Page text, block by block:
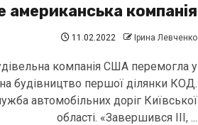
американська компанія
11.02.2022 Ірина Левченко
компанія США перемогла у
будівництво першої ділянки КОД.
автомобільних доріг Київської
області. «Завершився ІІІ, ...